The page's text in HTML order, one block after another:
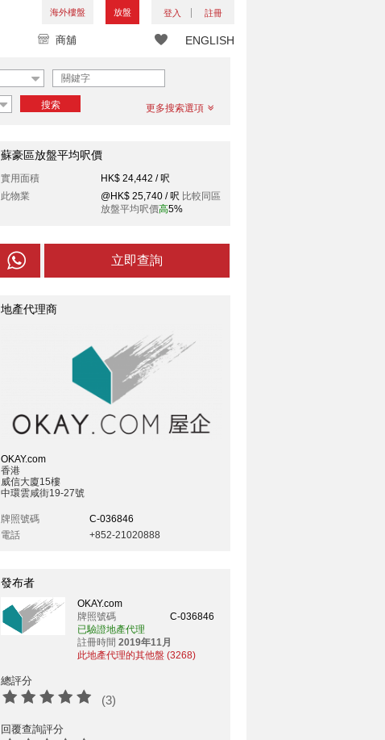
海外樓盤 放盤 登入 註冊
ENGLISH
商舖
搜索 更多搜索選項
蘇豪區放盤平均呎價
實用面積
HK$ 24,442 / 呎
此物業
@HK$ 25,740 / 呎 比較同區
放盤平均呎價高5%
立即查詢
地產代理商
OKAY.com
香港
威信大廈15樓
中環雲咸街19-27號
牌照號碼
C-036846
電話
+852-21020888
發布者
OKAY.com
牌照號碼
C-036846
已驗證地產代理
註冊時間 2019年11月
此地產代理的其他盤 (3268)
總評分
(3)
回覆查詢評分